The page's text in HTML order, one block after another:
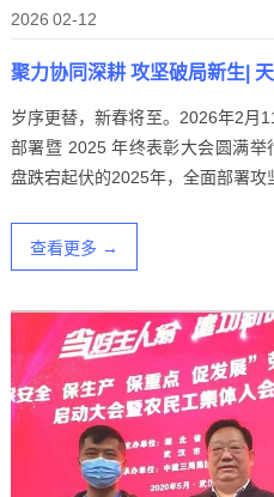
2026 02-12
聚力协同深耕 攻坚破局新生|
岁序更替，新春将至。2026年2月
部署暨 2025 年终表彰大会圆满
盘跌宕起伏的2025年，全面部署
查看更多 →